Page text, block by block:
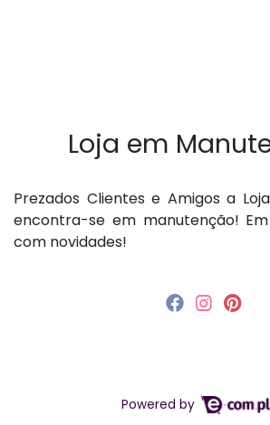
Loja em
P rezados Clientes e Amigos a
encontra-se em manutenção!
com novidades!
Powered by